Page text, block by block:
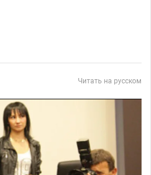
Читать на русском